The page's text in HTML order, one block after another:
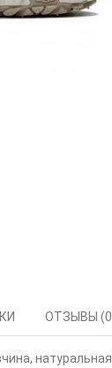
ОТЗЫВЫ